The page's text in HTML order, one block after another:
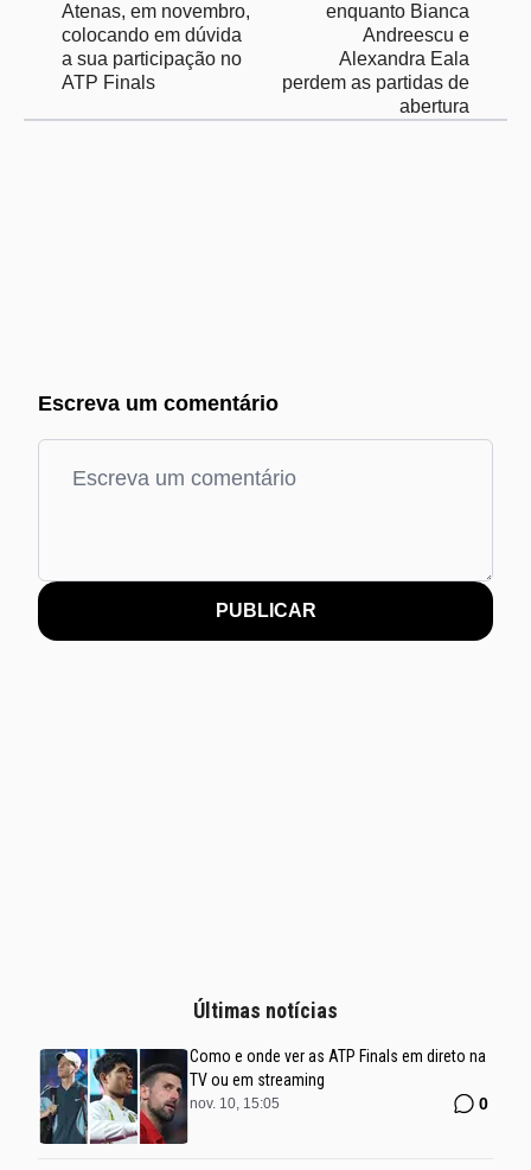
Atenas, em novembro,
colocando em dúvida
a sua participação no
ATP Finals
enquanto Bianca
Andreescu e
Alexandra Eala
perdem as partidas de
abertura
Escreva um comentário
PUBLICAR
Últimas notícias
Como e onde ver as ATP Finals em direto na
TV ou em streaming
nov. 10, 15:05 0